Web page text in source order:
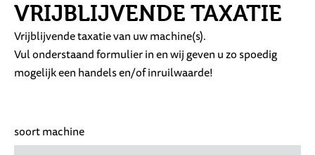
VRIJBLIJVENDE TAXATIE
Vrijblijvende taxatie van uw machine(s).
Vul onderstaand formulier in en wij geven u zo spoedig
mogelijk een handels en/of inruilwaarde!
soort machine